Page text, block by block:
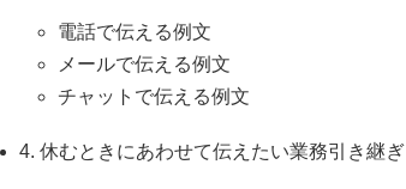
電話で伝える例文
メールで伝える例文
チャットで伝える例文
4. 休むときにあわせて伝えたい業務引き継ぎ